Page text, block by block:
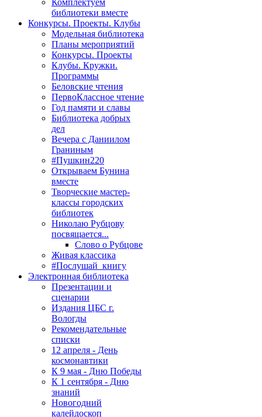
Комплектуем
библиотеки вместе
Конкурсы. Проекты. Клубы
Модельная библиотека
Планы мероприятий
Конкурсы. Проекты
Клубы. Кружки.
Программы
Беловские чтения
ПервоКлассное чтение
Год памяти и славы
Библиотека добрых
дел
Вечера с Даниилом
Граниным
#Пушкин220
Открываем Бунина
вместе
Творческие мастер-
классы городских
библиотек
Николаю Рубцову
посвящается...
Слово о Рубцове
Живая классика
#Послушай_книгу
Электронная библиотека
Презентации и
сценарии
Издания ЦБС г.
Вологды
Рекомендательные
списки
12 апреля - День
космонавтики
К 9 мая - Дню Победы
К 1 сентября - Дню
знаний
Новогодний
калейдоскоп